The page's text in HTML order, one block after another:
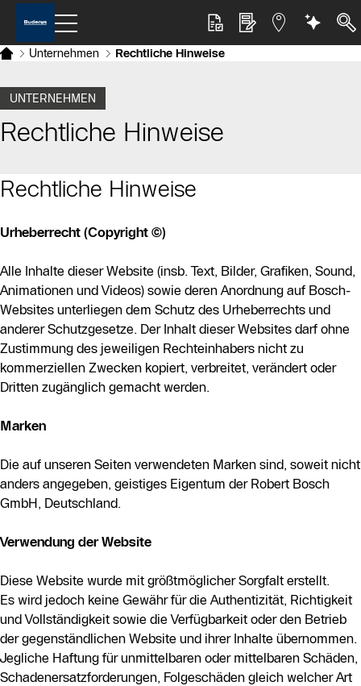
Unternehmen Rechtliche Hinweise
UNTERNEHMEN
Rechtliche Hinweise
Rechtliche Hinweise
Urheberrecht (Copyright ©)
Alle Inhalte dieser Website (insb. Text, Bilder, Grafiken, Sound,
Animationen und Videos) sowie deren Anordnung auf Bosch-
Websites unterliegen dem Schutz des Urheberrechts und
anderer Schutzgesetze. Der Inhalt dieser Websites darf ohne
Zustimmung des jeweiligen Rechteinhabers nicht zu
kommerziellen Zwecken kopiert, verbreitet, verändert oder
Dritten zugänglich gemacht werden.
Marken
Die auf unseren Seiten verwendeten Marken sind, soweit nicht
anders angegeben, geistiges Eigentum der Robert Bosch
GmbH, Deutschland.
Verwendung der Website
Diese Website wurde mit größtmöglicher Sorgfalt erstellt.
Es wird jedoch keine Gewähr für die Authentizität, Richtigkeit
und Vollständigkeit sowie die Verfügbarkeit oder den Betrieb
der gegenständlichen Website und ihrer Inhalte übernommen.
Jegliche Haftung für unmittelbaren oder mittelbaren Schäden,
Schadenersatzforderungen, Folgeschäden gleich welcher Art